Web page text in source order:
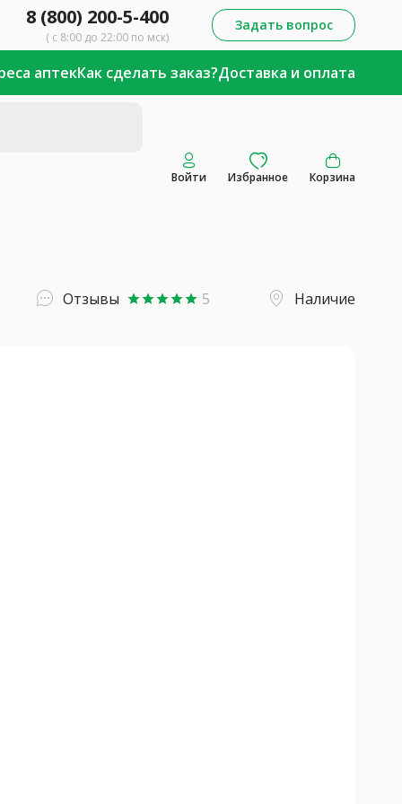
8 (800) 200-5-400
( с 8:00 до 22:00 по мск)
Задать вопрос
аптекКак сделать заказ?Доставка и оплата
Войти Избранное Корзина
Отзывы starstarstarstarstar 5 Наличие